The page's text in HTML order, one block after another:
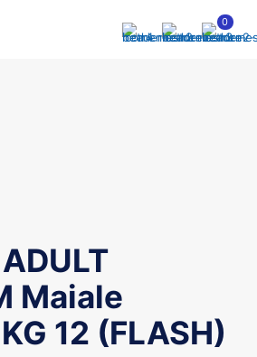
0
Maiale
12 (FLASH)